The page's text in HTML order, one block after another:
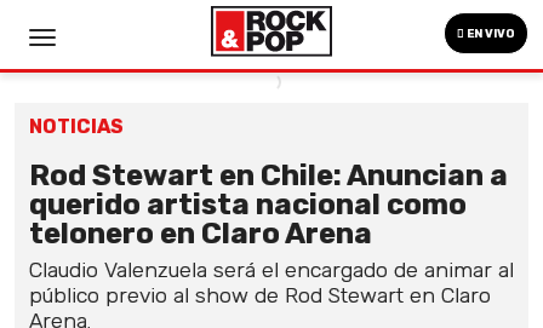
EN VIVO
NOTICIAS
Rod Stewart en Chile: Anuncian a
querido artista nacional como
telonero en Claro Arena
Claudio Valenzuela será el encargado de animar al
público previo al show de Rod Stewart en Claro
Arena.